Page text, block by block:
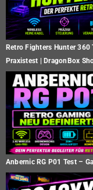
Retro Fighters Hunter 360
Praxistest | DragonBox
Anbernic RG P01 Test –